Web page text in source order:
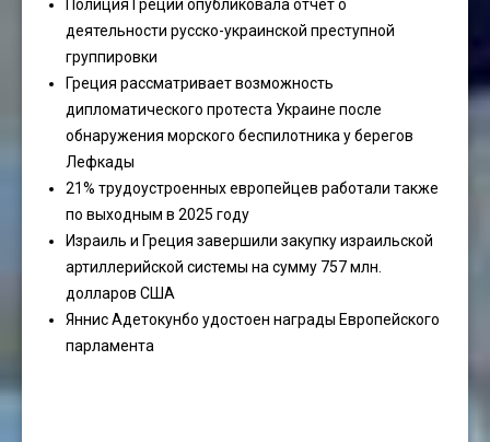
Полиция Греции опубликовала отчет о
деятельности русско-украинской преступной
группировки
Греция рассматривает возможность
дипломатического протеста Украине после
обнаружения морского беспилотника у берегов
Лефкады
21% трудоустроенных европейцев работали также
по выходным в 2025 году
Израиль и Греция завершили закупку израильской
артиллерийской системы на сумму 757 млн.
долларов США
Яннис Адетокунбо удостоен награды Европейского
парламента